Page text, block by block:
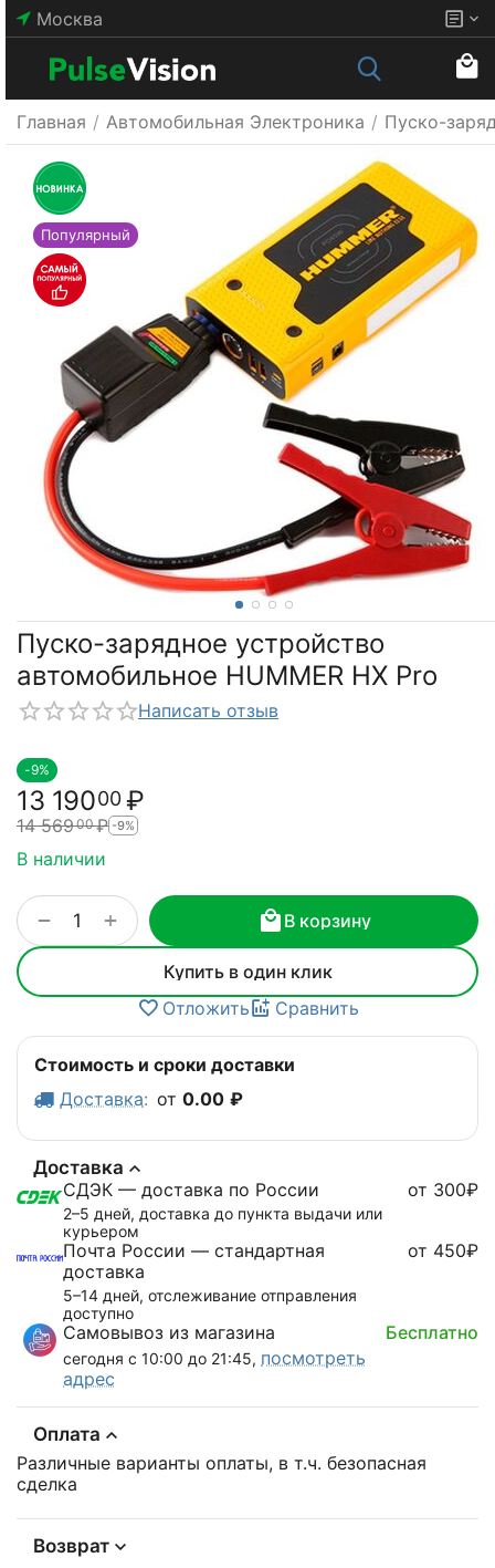
Москва
Главная / Автомобильная Электроника / Пуско-
Популярный
Пуско-зарядное устройство
автомобильное HUMMER HX Pro
Написать отзыв
-9%
13 19000 ₽
14 56900₽ -9%
В наличии
+
− В корзину
Купить в один клик
Отложить
Сравнить
Стоимость и сроки доставки
Доставка: от 0.00 ₽
Доставка
СДЭК — доставка по России
2–5 дней, доставка до пункта выдачи или
курьером
от 300₽
Почта России — стандартная
доставка
5–14 дней, отслеживание отправления
доступно
от 450₽
Самовывоз из магазина
сегодня с 10:00 до 21:45, посмотреть
адрес
Бесплатно
Оплата
Различные варианты оплаты, в т.ч. безопасная
сделка
Возврат